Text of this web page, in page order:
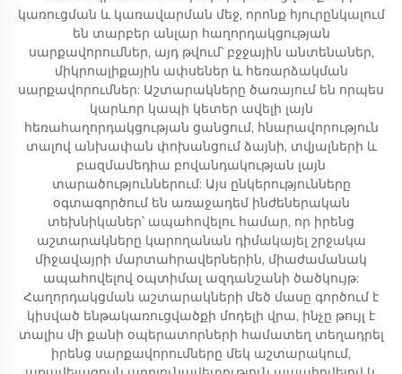
կառուցման և կառավարման մեջ, որոնք հյուրընկալում
են տարբեր անլար հաղորդակցության
սարքավորումներ, այդ թվում՝ բջջային անտենաներ,
միկրոալիքային ափսեներ և հեռարձակման
սարքավորումներ: Աշտարակները ծառայում են որպես
կարևոր կապի կետեր ավելի լայն
հեռահաղորդակցության ցանցում, հնարավորություն
տալով անխափան փոխանցում ձայնի, տվյալների և
բազմամեդիա բովանդակության լայն
տարածություններում: Այս ընկերությունները
օգտագործում են առաջադեմ ինժեներական
տեխնիկաներ՝ ապահովելու համար, որ իրենց
աշտարակները կարողանան դիմակայել շրջակա
միջավայրի մարտահրավերներին, միաժամանակ
ապահովելով օպտիմալ ազդանշանի ծածկույթ:
Հաղորդակցման աշտարակների մեծ մասը գործում է
կիսված ենթակառուցվածքի մոդելի վրա, ինչը թույլ է
տալիս մի քանի օպերատորների համատեղ տեղադրել
իրենց սարքավորումները մեկ աշտարակում,